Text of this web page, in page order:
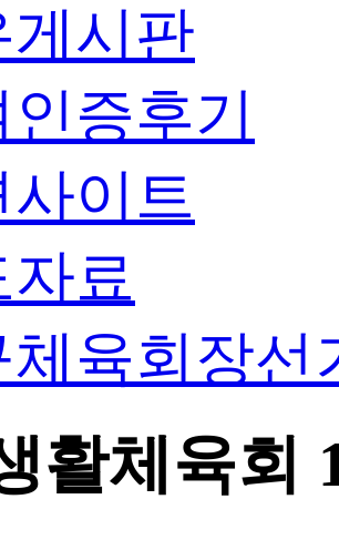
게시판
증후기
사이트
자료
체육회장선
활체육회